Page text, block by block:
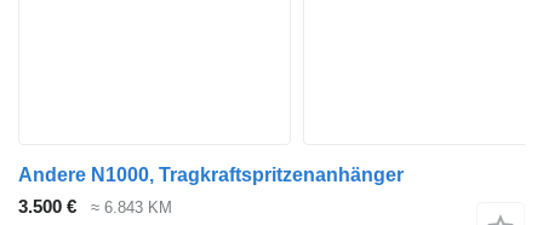
Andere N1000, Tragkraftspritzenanhänger
3.500 €
≈ 6.843 KM